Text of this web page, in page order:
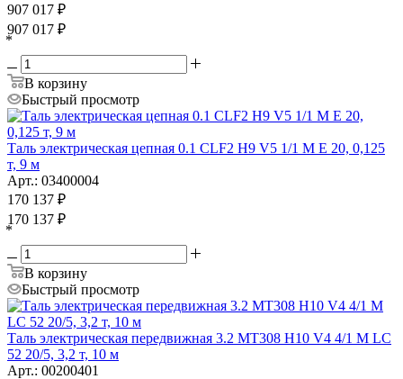
907 017 ₽
907 017 ₽
*
В корзину
Быстрый просмотр
Таль электрическая цепная 0.1 CLF2 H9 V5 1/1 M E 20, 0,125
т, 9 м
Арт.: 03400004
170 137 ₽
170 137 ₽
*
В корзину
Быстрый просмотр
Таль электрическая передвижная 3.2 MT308 H10 V4 4/1 M LC
52 20/5, 3,2 т, 10 м
Арт.: 00200401